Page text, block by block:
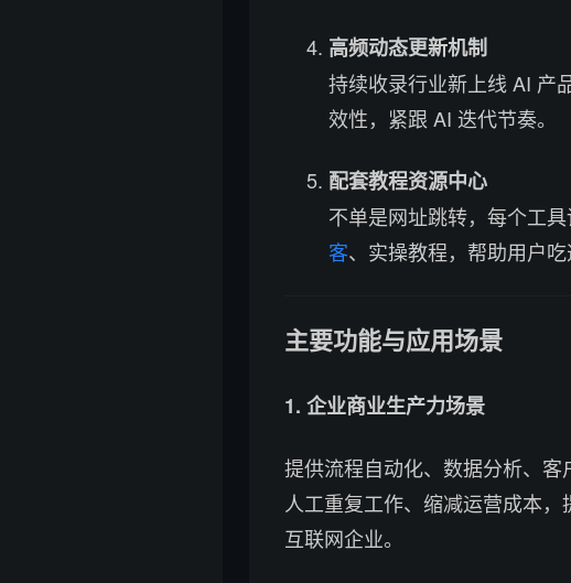
高频动态更新机制
持续收录行业新上线 AI 产
效性，紧跟 AI 迭代节奏。
配套教程资源中心
不单是网址跳转，每个工
客、实操教程，帮助用户
主要功能与应用场景
1. 企业商业生产力场景
提供流程自动化、数据分析、
人工重复工作、缩减运营成本，
互联网企业。